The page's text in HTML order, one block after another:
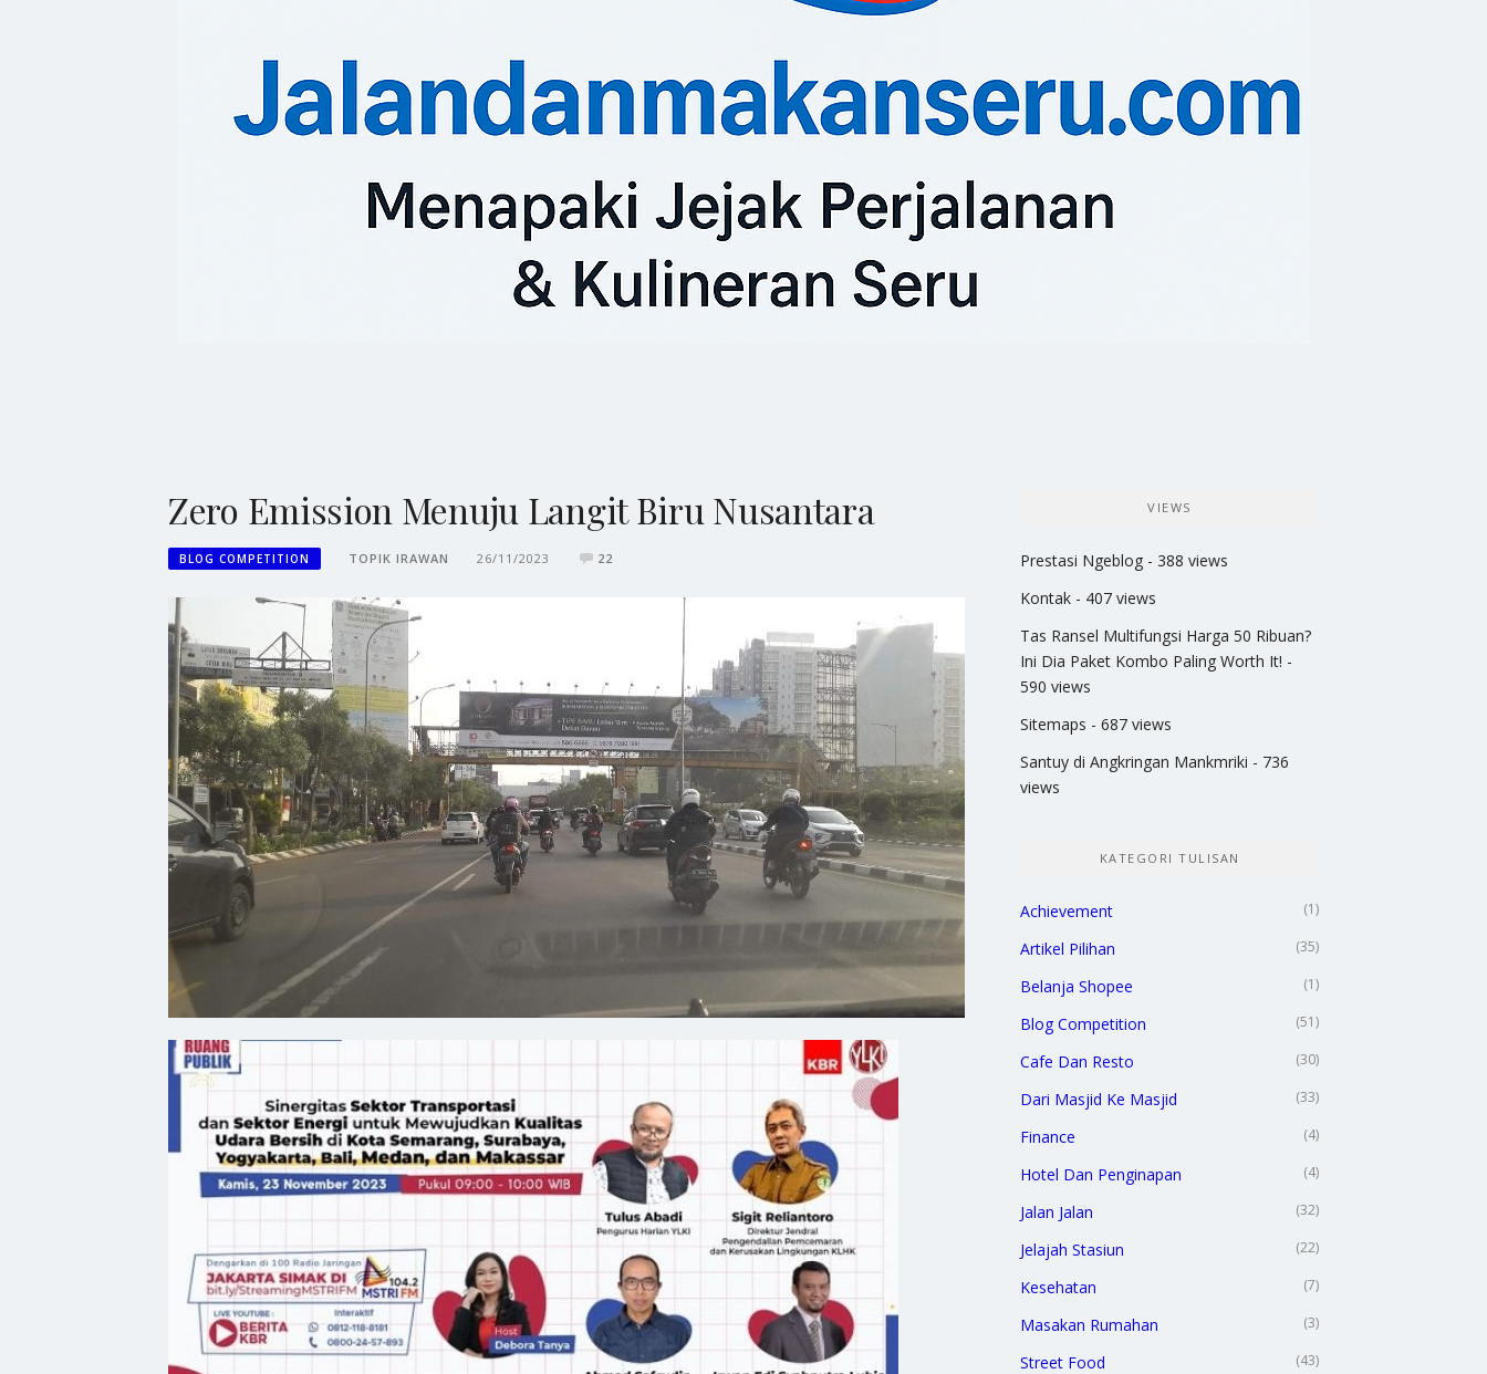
Zero Emission Menuju Langit Biru Nusantara
BLOG COMPETITION TOPIK IRAWAN 26/11/2023 22
VIEWS
Prestasi Ngeblog - 388 views
Kontak - 407 views
Tas Ransel Multifungsi Harga 50 Ribuan?
Ini Dia Paket Kombo Paling Worth It! -
590 views
Sitemaps - 687 views
Santuy di Angkringan Mankmriki - 736
views
KATEGORI TULISAN
Achievement (1)
Artikel Pilihan (35)
Belanja Shopee (1)
Blog Competition (51)
Cafe Dan Resto (30)
Dari Masjid Ke Masjid (33)
Finance (4)
Hotel Dan Penginapan (4)
Jalan Jalan (32)
Jelajah Stasiun (22)
Kesehatan (7)
Masakan Rumahan (3)
Street Food (43)